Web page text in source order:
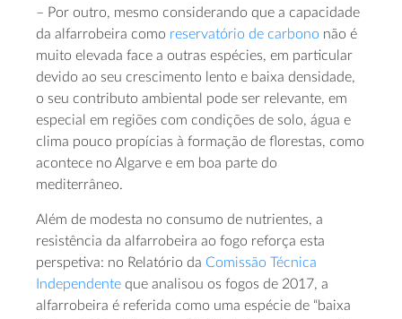
– Por outro, mesmo considerando que a capacidade
da alfarrobeira como reservatório de carbono não é
muito elevada face a outras espécies, em particular
devido ao seu crescimento lento e baixa densidade,
o seu contributo ambiental pode ser relevante, em
especial em regiões com condições de solo, água e
clima pouco propícias à formação de florestas, como
acontece no Algarve e em boa parte do
mediterrâneo.
Além de modesta no consumo de nutrientes, a
resistência da alfarrobeira ao fogo reforça esta
perspetiva: no Relatório da Comissão Técnica
Independente que analisou os fogos de 2017, a
alfarrobeira é referida como uma espécie de “baixa